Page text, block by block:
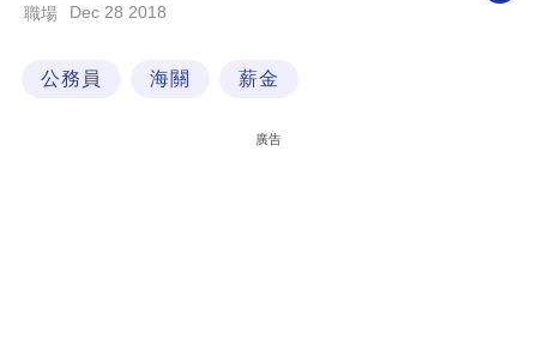
科
職場 Dec 28 2018
公務員 海關 薪金
廣告